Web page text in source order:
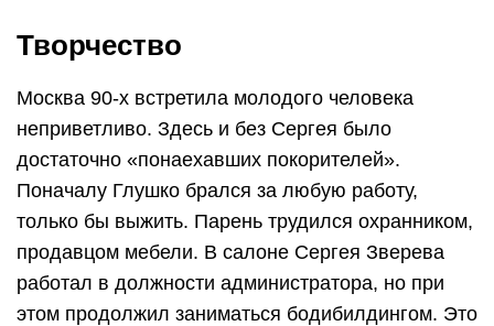
Творчество
Москва 90-х встретила молодого человека
неприветливо. Здесь и без Сергея было
достаточно «понаехавших покорителей».
Поначалу Глушко брался за любую работу,
только бы выжить. Парень трудился охранником,
продавцом мебели. В салоне Сергея Зверева
работал в должности администратора, но при
этом продолжил заниматься бодибилдингом. Это